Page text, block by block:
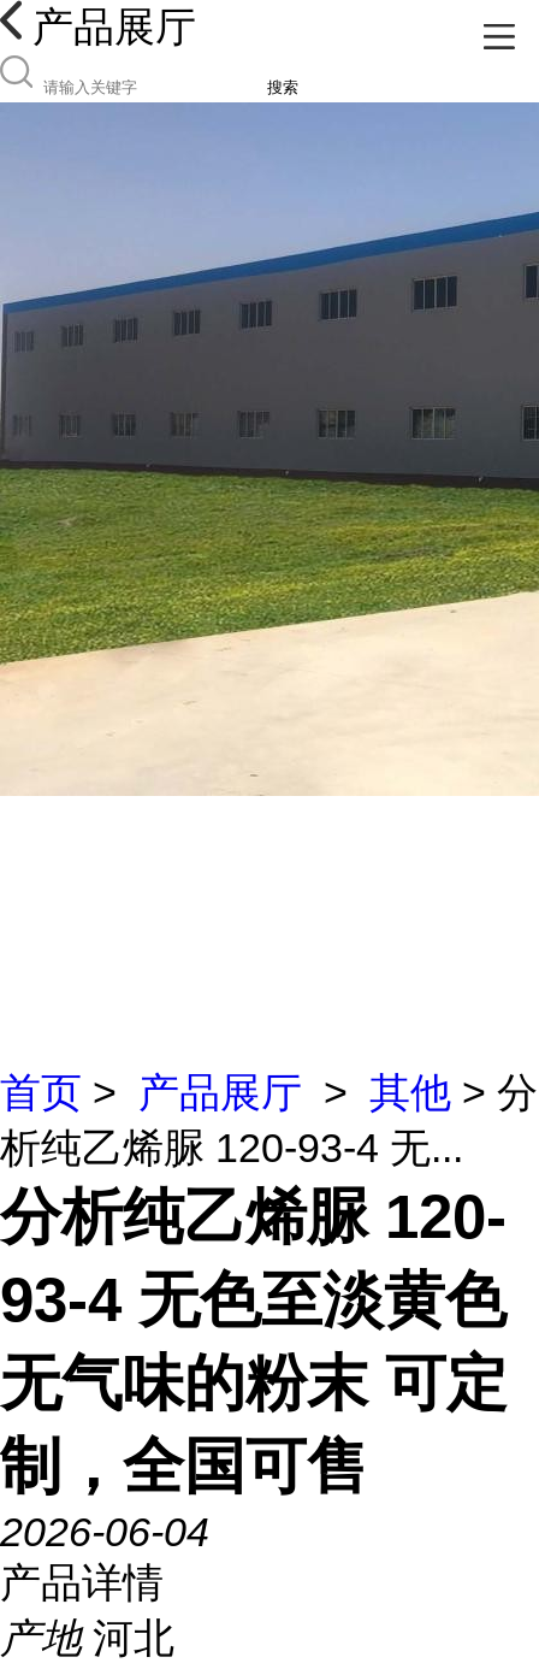
产品展厅
搜索
首页 > 产品展厅 > 其他 > 分
析纯乙烯脲 120-93-4 无...
分析纯乙烯脲 120-
93-4 无色至淡黄色
无气味的粉末 可定
制，全国可售
2026-06-04
产品详情
产地 河北